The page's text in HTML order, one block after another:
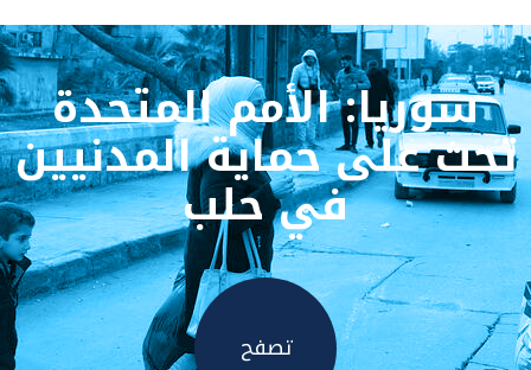
سوريا: الأمم المتحدة
تحث على حماية المدنيين
في حلب
تصفح